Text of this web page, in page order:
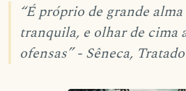
“É próprio de grande
tranquila, e olhar de cima
ofensas” - Sêneca,